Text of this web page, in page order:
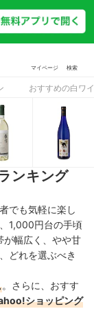
マイページ 検索
おすすめの白ワ
ンキング
でも気軽に楽し
1,000円台の手頃
が幅広く、やや甘
どれを選ぶべき
。さらに、おすす
ショッピング